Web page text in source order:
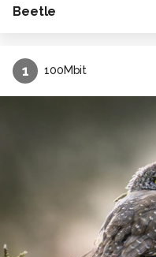
Beetle
1 100Mbit